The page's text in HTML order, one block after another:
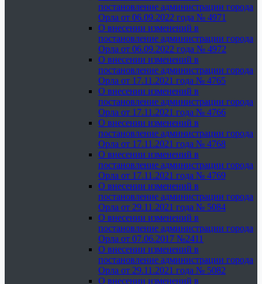
постановление администрации города
Орла от 06.09.2022 года № 4971
О внесении изменений в
постановление администрации города
Орла от 06.09.2022 года № 4972
О внесении изменений в
постановление администрации города
Орла от 17.11.2021 года № 4765
О внесении изменений в
постановление администрации города
Орла от 17.11.2021 года № 4766
О внесении изменений в
постановление администрации города
Орла от 17.11.2021 года № 4768
О внесении изменений в
постановление администрации города
Орла от 17.11.2021 года № 4769
О внесении изменений в
постановление администрации города
Орла от 29.11.2021 года № 5084
О внесении изменений в
постановление администрации города
Орла от 07.06.2017 №2411
О внесении изменений в
постановление администрации города
Орла от 29.11.2021 года № 5082
О внесении изменений в